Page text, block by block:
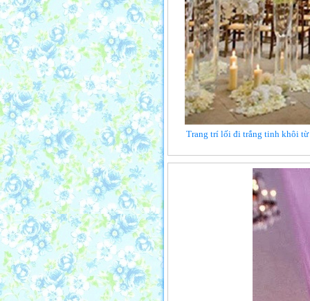
Trang trí lối đi trắng tinh khôi từ